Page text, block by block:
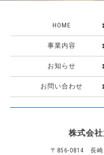
HOME
事業内容
お知らせ
お問い合わせ
株式会
〒856-0814 長崎